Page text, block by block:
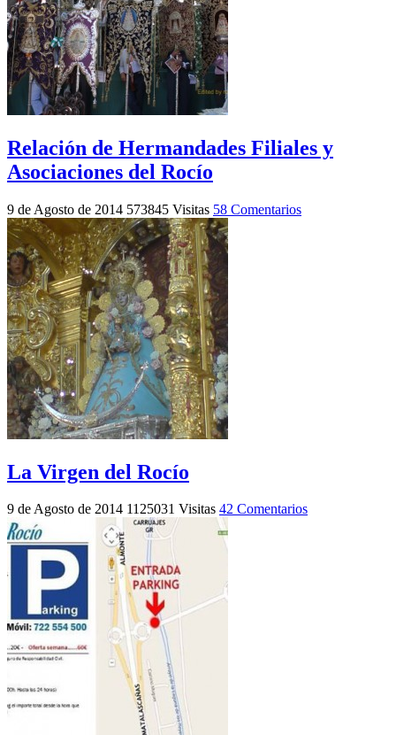
Relación de Hermandades Filiales y
Asociaciones del Rocío
9 de Agosto de 2014 573845 Visitas 58 Comentarios
La Virgen del Rocío
9 de Agosto de 2014 1125031 Visitas 42 Comentarios